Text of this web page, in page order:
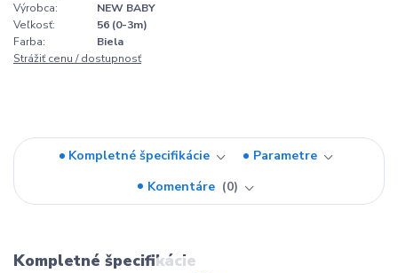
Výrobca:
NEW BABY
Veľkosť:
56 (0-3m)
Farba:
Biela
Strážiť cenu / dostupnosť
Kompletné špecifikácie
Parametre
Komentáre
0
Kompletné špecifikácie